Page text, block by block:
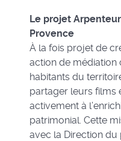
Le projet
Provence
À la fois projet de
action de médiation
habitants du
partager leurs films
activement à
patrimonial. Cette
avec la Direction